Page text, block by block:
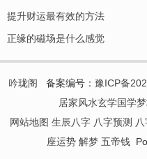
提升财运最有效的方法
正缘的磁场是什么感觉
吟珑阁 备案编号： 豫ICP备
居家风水玄学国学
网站地图 生辰八字 八字预测
座运势 解梦 五帝钱